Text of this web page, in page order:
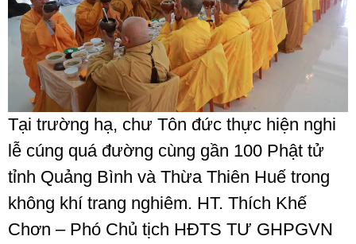
Tại trường hạ, chư Tôn đức thực hiện nghi
lễ cúng quá đường cùng gần 100 Phật tử
tỉnh Quảng Bình và Thừa Thiên Huế trong
không khí trang nghiêm. HT. Thích Khế
Chơn – Phó Chủ tịch HĐTS TƯ GHPGVN